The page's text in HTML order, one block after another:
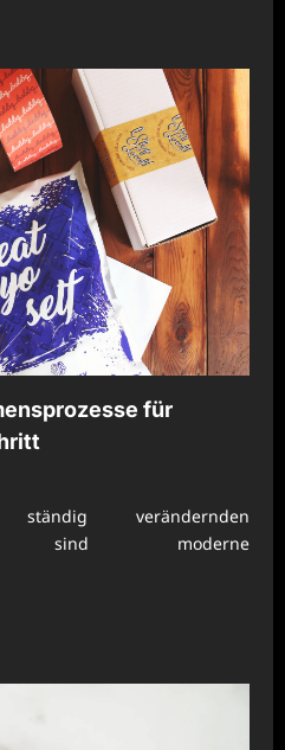
für
verändernden
sind moderne